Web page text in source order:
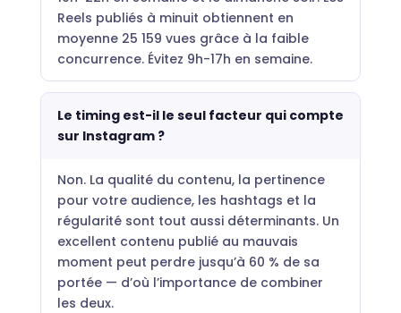
Reels publiés à minuit obtiennent en
moyenne 25 159 vues grâce à la faible
concurrence. Évitez 9h-17h en semaine.
Le timing est-il le seul facteur qui compte
sur Instagram ?
Non. La qualité du contenu, la pertinence
pour votre audience, les hashtags et la
régularité sont tout aussi déterminants. Un
excellent contenu publié au mauvais
moment peut perdre jusqu’à 60 % de sa
portée — d’où l’importance de combiner
les deux.